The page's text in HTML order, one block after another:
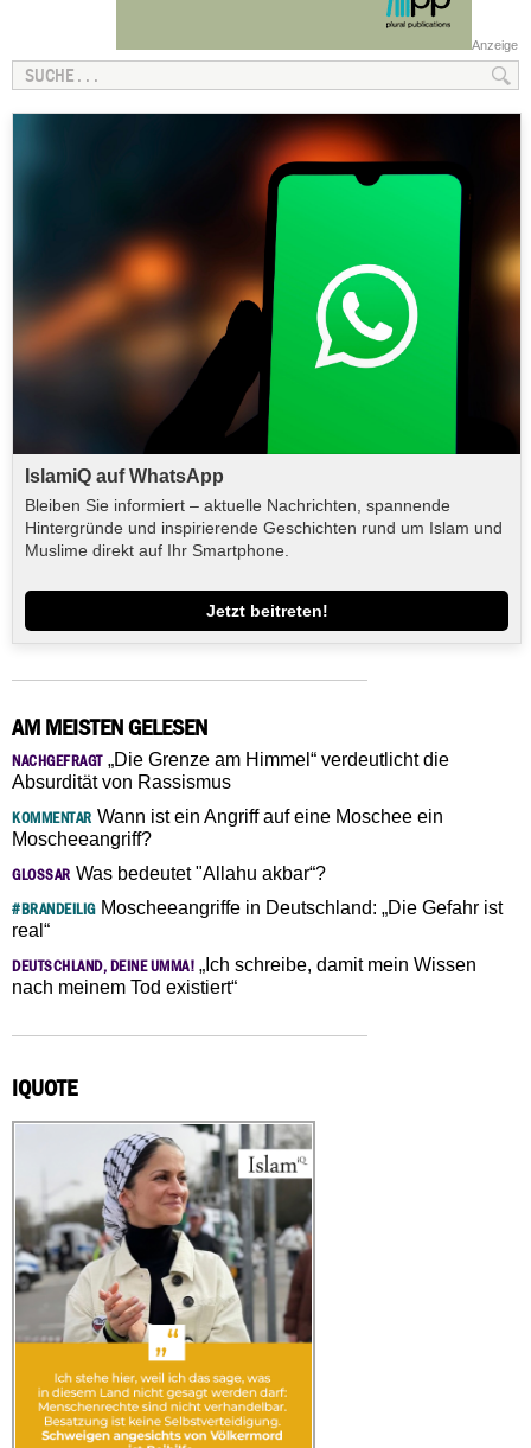
Anzeige
IslamiQ auf WhatsApp
Bleiben Sie informiert – aktuelle Nachrichten, spannende
Hintergründe und inspirierende Geschichten rund um Islam und
Muslime direkt auf Ihr Smartphone.
Jetzt beitreten!
AM MEISTEN GELESEN
NACHGEFRAGT„Die Grenze am Himmel“ verdeutlicht die
Absurdität von Rassismus
KOMMENTAR Wann ist ein Angriff auf eine Moschee ein
Moscheeangriff?
GLOSSAR Was bedeutet "Allahu akbar“?
#BRANDEILIGMoscheeangriffe in Deutschland: „Die Gefahr ist
real“
DEUTSCHLAND, DEINE UMMA! „Ich schreibe, damit mein Wissen
nach meinem Tod existiert“
IQUOTE